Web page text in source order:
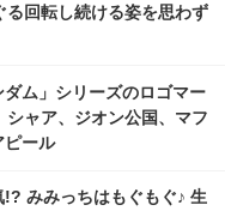
回転し続ける姿を思わず
ム」シリーズのロゴマー
ャア、ジオン公国、マフ
ピール
!? みみっちはもぐもぐ♪ 生